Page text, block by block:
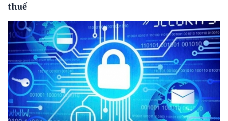
thuế